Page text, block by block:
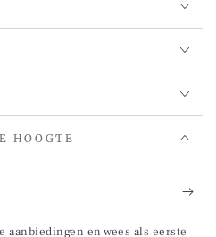
HOOGTE
en wees als eerste